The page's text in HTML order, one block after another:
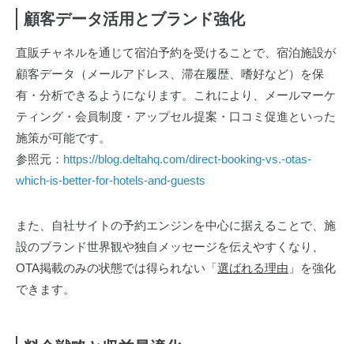
顧客データ活用とブランド強化
直販チャネルを通じて宿泊予約を受けることで、宿泊施設が
顧客データ（メールアドレス、滞在履歴、嗜好など）を保
有・分析できるようになります。これにより、メールマーケ
ティング・会員制度・アップセル提案・口コミ促進といった
施策が可能です。
参照元： https://blog.deltahq.com/direct-booking-vs.-otas-
which-is-better-for-hotels-and-guests
また、自社サイトの予約エンジンを中心に据えることで、施
設のブランド世界観や独自メッセージを伝えやすくなり、
OTA掲載のみの状態では得られない「選ばれる理由 」を強化
できます。